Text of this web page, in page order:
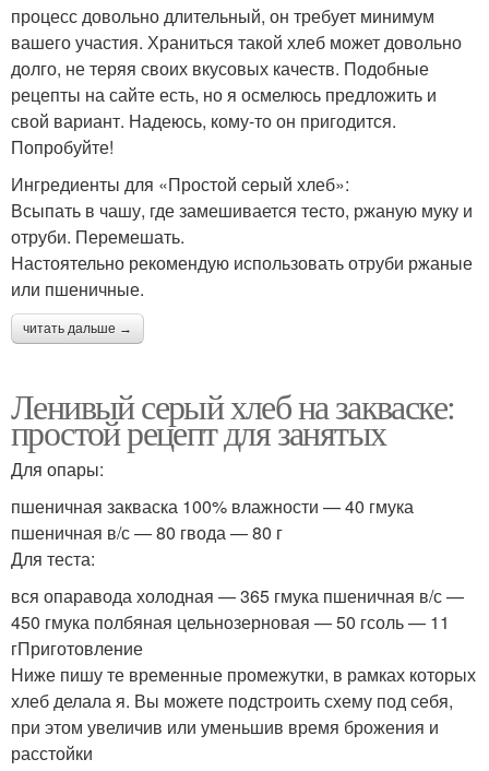
Закваски для серого
хлеба
процесс довольно длительный, он требует минимум
вашего участия. Храниться такой хлеб может довольно
долго, не теряя своих вкусовых качеств. Подобные
рецепты на сайте есть, но я осмелюсь предложить и
свой вариант. Надеюсь, кому-то он пригодится.
Попробуйте!
Ингредиенты для «Простой серый хлеб»:
Всыпать в чашу, где замешивается тесто, ржаную муку и
отруби. Перемешать.
Настоятельно рекомендую использовать отруби ржаные
или пшеничные.
читать дальше →
Ленивый серый хлеб на закваске:
простой рецепт для занятых
Для опары:
пшеничная закваска 100% влажности — 40 гмука
пшеничная в/с — 80 гвода — 80 г
Для теста:
вся опаравода холодная — 365 гмука пшеничная в/с —
450 гмука полбяная цельнозерновая — 50 гсоль — 11
гПриготовление
Ниже пишу те временные промежутки, в рамках которых
хлеб делала я. Вы можете подстроить схему под себя,
при этом увеличив или уменьшив время брожения и
расстойки